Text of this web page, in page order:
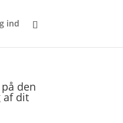
ind
den
af dit